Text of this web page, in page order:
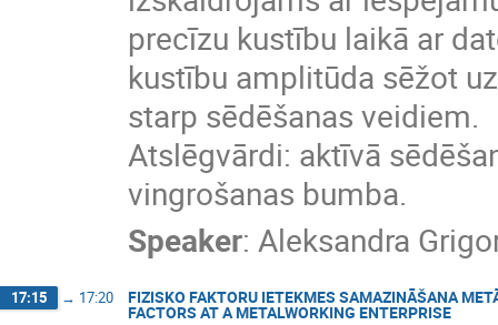
precīzu kustību laikā ar
kustību amplitūda sēžot
starp sēdēšanas veidiem.
Atslēgvārdi: aktīvā
vingrošanas bumba.
Speaker: Aleksandra
17:15 → 17:20 FIZISKO FAKTORU IETEKMES SAMAZINĀŠANA
FACTORS AT A METALWORKING ENTERPRISE